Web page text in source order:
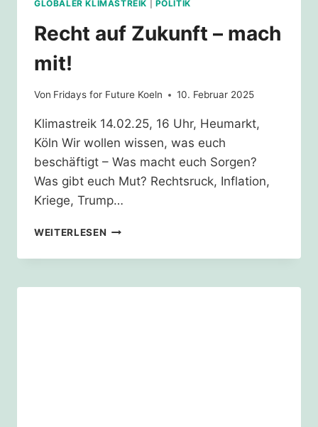
GLOBALER KLIMASTREIK POLITIK
Recht auf Zukunft – mach
mit!
Von Fridays for Future Koeln 10. Februar 2025
Klimastreik 14.02.25, 16 Uhr, Heumarkt,
Köln Wir wollen wissen, was euch
beschäftigt – Was macht euch Sorgen?
Was gibt euch Mut? Rechtsruck, Inflation,
Kriege, Trump…
WEITERLESEN RECHT
ZUKUNFT
MACH